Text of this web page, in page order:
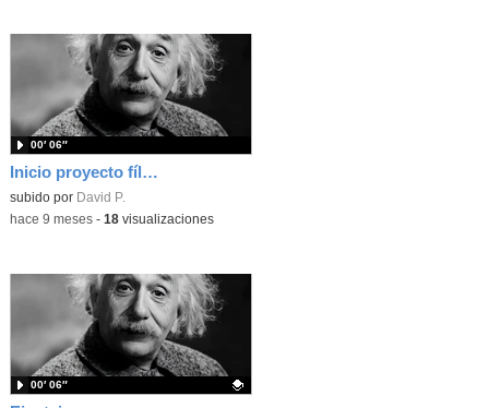
Inicio proyecto fílmico
subido por David P.
00′ 06″
-hace 9 meses- 18visualizaciones
00′ 06″